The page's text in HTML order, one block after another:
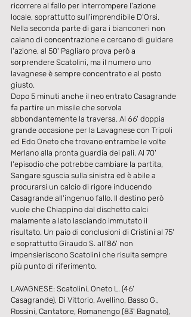
ricorrere al fallo per interrompere l'azione
locale, soprattutto sull'imprendibile D'Orsi.
Nella seconda parte di gara i bianconeri non
calano di concentrazione e cercano di guidare
l'azione, al 50' Pagliaro prova però a
sorprendere Scatolini, ma il numero uno
lavagnese è sempre concentrato e al posto
giusto.
Dopo 5 minuti anche il neo entrato Casagrande
fa partire un missile che sorvola
abbondantemente la traversa. Al 66' doppia
grande occasione per la Lavagnese con Tripoli
ed Edo Oneto che trovano entrambe le volte
Merlano alla pronta guardia dei pali. Al 70'
l'episodio che potrebbe cambiare la partita,
Sangare sguscia sulla sinistra ed è abile a
procurarsi un calcio di rigore inducendo
Casagrande all'ingenuo fallo. Il destino però
vuole che Chiappino dal dischetto calci
malamente a lato lasciando immutato il
risultato. Un paio di conclusioni di Cristini al 75'
e soprattutto Giraudo S. all'86' non
impensieriscono Scatolini che risulta sempre
più punto di riferimento.
LAVAGNESE: Scatolini, Oneto L. (46'
Casagrande), Di Vittorio, Avellino, Basso G.,
Rossini, Cantatore, Romanengo (83' Bagnato),